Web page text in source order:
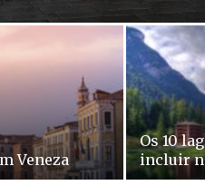
Veneza
Os 10
incluir